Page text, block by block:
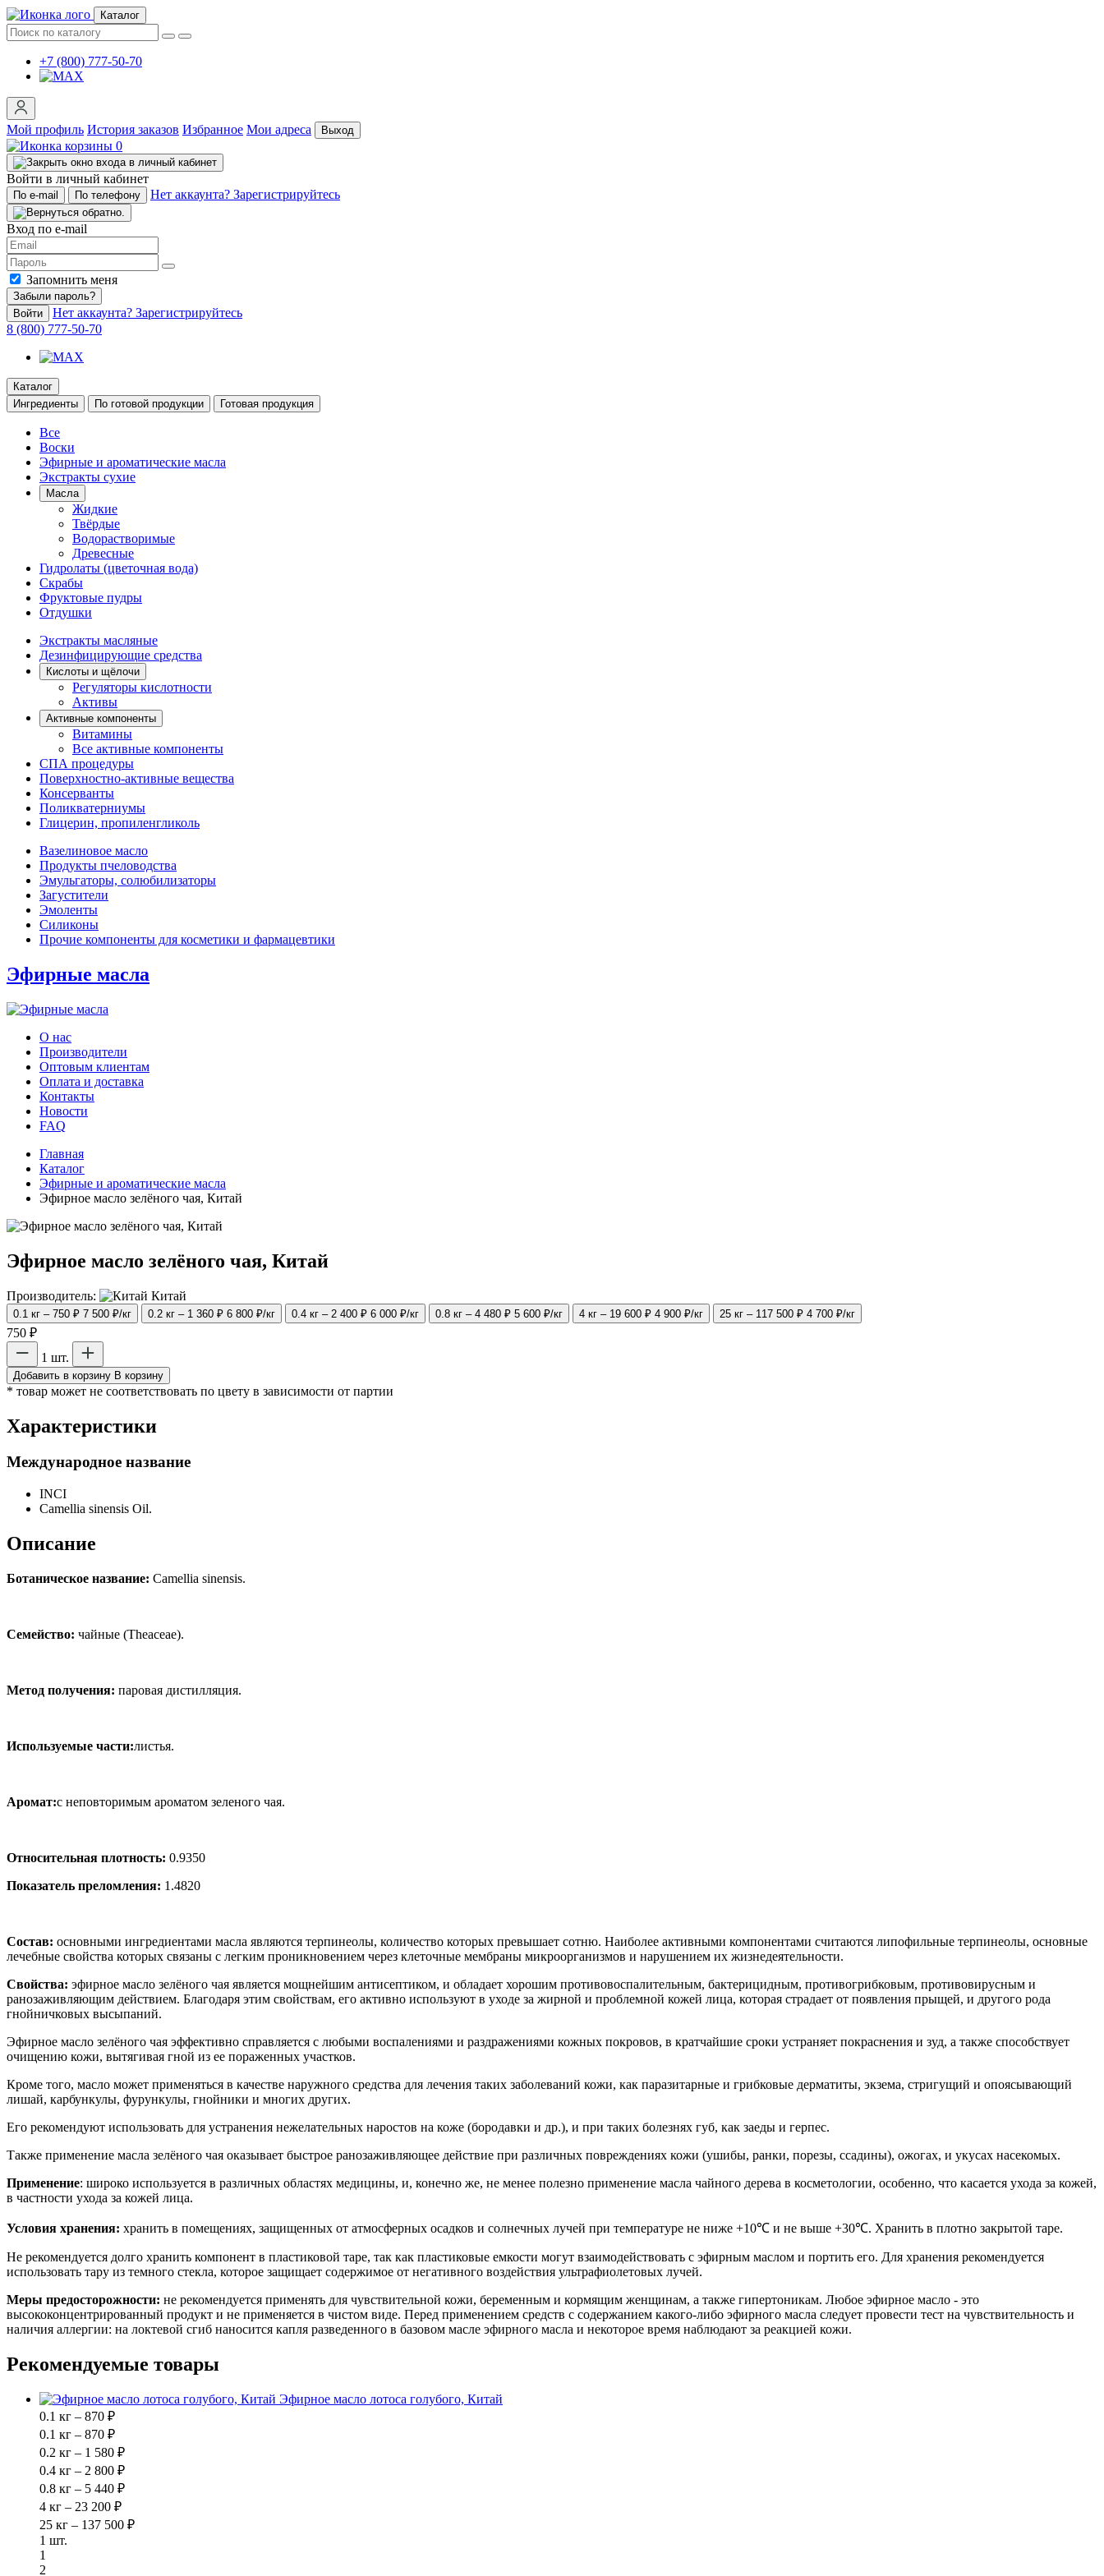
Каталог
+7 (800) 777-50-70
Мой профиль История заказов Избранное Мои адреса Выход
0
Войти в личный кабинет
По e-mail По телефону Нет аккаунта? Зарегистрируйтесь
Вход по e-mail
Запомнить меня
Забыли пароль?
Войти
Нет аккаунта? Зарегистрируйтесь
8 (800) 777-50-70
Каталог
Ингредиенты
По готовой продукции Готовая продукция
Все
Воски
Эфирные и ароматические масла
Экстракты сухие
Масла
Жидкие
Твёрдые
Водорастворимые
Древесные
Гидролаты (цветочная вода)
Скрабы
Фруктовые пудры
Отдушки
Экстракты масляные
Дезинфицирующие средства
Кислоты и щёлочи
Регуляторы кислотности
Активы
Активные компоненты
Витамины
Все активные компоненты
СПА процедуры
Поверхностно-активные вещества
Консерванты
Поликватерниумы
Глицерин, пропиленгликоль
Вазелиновое масло
Продукты пчеловодства
Эмульгаторы, солюбилизаторы
Загустители
Эмоленты
Силиконы
Прочие компоненты для косметики и фармацевтики
Эфирные масла
О нас
Производители
Оптовым клиентам
Оплата и доставка
Контакты
Новости
FAQ
Главная
Каталог
Эфирные и ароматические масла
Эфирное масло зелёного чая, Китай
Эфирное масло зелёного чая, Китай
Производитель: Китай
0.1 кг – 750 ₽ 7 500 ₽/кг 0.2 кг – 1 360 ₽ 6 800 ₽/кг 0.4 кг – 2 400 ₽ 6 000 ₽/кг 0.8 кг – 4 480 ₽ 5 600 ₽/кг 4 кг – 19 600 ₽ 4 900 ₽/кг 25 кг – 117 500 ₽ 4 700 ₽/кг
750 ₽
1 шт.
Добавить в корзину В корзину
* товар может не соответствовать по цвету в зависимости от партии
Характеристики
Международное название
INCI
Camellia sinensis Oil.
Описание
Ботаническое название: Camellia sinensis.
Семейство: чайные (Theaceae).
Метод получения: паровая дистилляция.
Используемые части:листья.
Аромат:с неповторимым ароматом зеленого чая.
Относительная плотность: 0.9350
Показатель преломления: 1.4820
Состав: основными ингредиентами масла являются терпинеолы, количество которых превышает сотню. Наиболее активными компонентами считаются липофильные терпинеолы, основные
лечебные свойства которых связаны с легким проникновением через клеточные мембраны микроорганизмов и нарушением их жизнедеятельности.
Свойства: эфирное масло зелёного чая является мощнейшим антисептиком, и обладает хорошим противовоспалительным, бактерицидным, противогрибковым, противовирусным и
ранозаживляющим действием. Благодаря этим свойствам, его активно используют в уходе за жирной и проблемной кожей лица, которая страдает от появления прыщей, и другого рода
гнойничковых высыпаний.
Эфирное масло зелёного чая эффективно справляется с любыми воспалениями и раздражениями кожных покровов, в кратчайшие сроки устраняет покраснения и зуд, а также способствует
очищению кожи, вытягивая гной из ее пораженных участков.
Кроме того, масло может применяться в качестве наружного средства для лечения таких заболеваний кожи, как паразитарные и грибковые дерматиты, экзема, стригущий и опоясывающий
лишай, карбункулы, фурункулы, гнойники и многих других.
Его рекомендуют использовать для устранения нежелательных наростов на коже (бородавки и др.), и при таких болезнях губ, как заеды и герпес.
Также применение масла зелёного чая оказывает быстрое ранозаживляющее действие при различных повреждениях кожи (ушибы, ранки, порезы, ссадины), ожогах, и укусах насекомых.
Применение: широко используется в различных областях медицины, и, конечно же, не менее полезно применение масла чайного дерева в косметологии, особенно, что касается ухода за кожей,
в частности ухода за кожей лица.
Условия хранения: хранить в помещениях, защищенных от атмосферных осадков и солнечных лучей при температуре не ниже +10℃ и не выше +30℃. Хранить в плотно закрытой таре.
Не рекомендуется долго хранить компонент в пластиковой таре, так как пластиковые емкости могут взаимодействовать с эфирным маслом и портить его. Для хранения рекомендуется
использовать тару из темного стекла, которое защищает содержимое от негативного воздействия ультрафиолетовых лучей.
Меры предосторожности: не рекомендуется применять для чувствительной кожи, беременным и кормящим женщинам, а также гипертоникам. Любое эфирное масло - это
высококонцентрированный продукт и не применяется в чистом виде. Перед применением средств с содержанием какого-либо эфирного масла следует провести тест на чувствительность и
наличия аллергии: на локтевой сгиб наносится капля разведенного в базовом масле эфирного масла и некоторое время наблюдают за реакцией кожи.
Рекомендуемые товары
Эфирное масло лотоса голубого, Китай
0.1 кг – 870 ₽
0.1 кг – 870 ₽
0.2 кг – 1 580 ₽
0.4 кг – 2 800 ₽
0.8 кг – 5 440 ₽
4 кг – 23 200 ₽
25 кг – 137 500 ₽
1 шт.
1
2